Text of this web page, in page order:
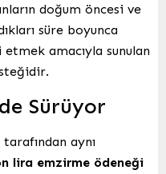
doğum öncesi ve
süre boyunca
etmek amacıyla sunulan
Sürüyor
aynı
lira emzirme ödeneği